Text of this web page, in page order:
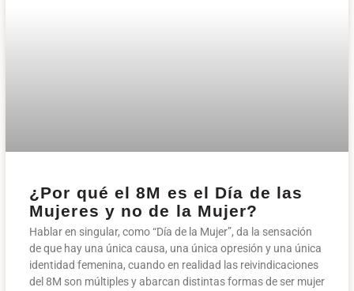
¿Por qué el 8M es el Día de las
Mujeres y no de la Mujer?
Hablar en singular, como “Día de la Mujer”, da la sensación
de que hay una única causa, una única opresión y una única
identidad femenina, cuando en realidad las reivindicaciones
del 8M son múltiples y abarcan distintas formas de ser mujer